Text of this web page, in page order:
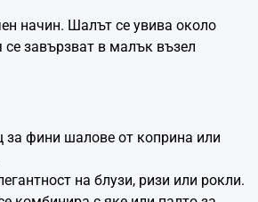
начин. Шалът се увива около
се завързват в малък възел
за фини шалове от коприна или
на блузи, ризи или рокли.